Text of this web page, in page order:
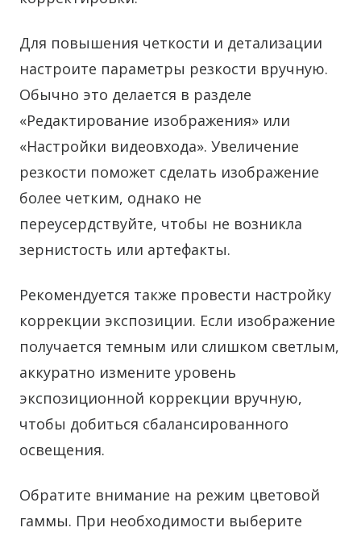
Для повышения четкости и детализации
настроите параметры резкости вручную.
Обычно это делается в разделе
«Редактирование изображения» или
«Настройки видеовхода». Увеличение
резкости поможет сделать изображение
более четким, однако не
переусердствуйте, чтобы не возникла
зернистость или артефакты.
Рекомендуется также провести настройку
коррекции экспозиции. Если изображение
получается темным или слишком светлым,
аккуратно измените уровень
экспозиционной коррекции вручную,
чтобы добиться сбалансированного
освещения.
Обратите внимание на режим цветовой
гаммы. При необходимости выберите